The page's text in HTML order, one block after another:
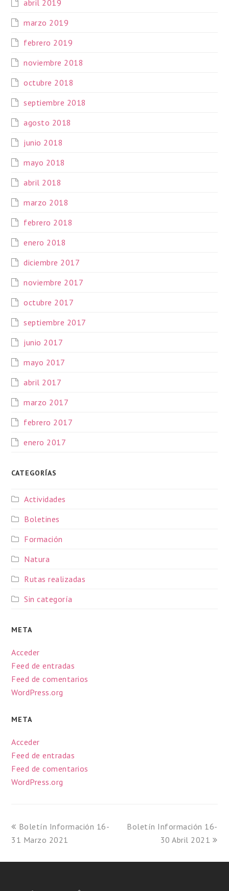
abril 2019
marzo 2019
febrero 2019
noviembre 2018
octubre 2018
septiembre 2018
agosto 2018
junio 2018
mayo 2018
abril 2018
marzo 2018
febrero 2018
enero 2018
diciembre 2017
noviembre 2017
octubre 2017
septiembre 2017
junio 2017
mayo 2017
abril 2017
marzo 2017
febrero 2017
enero 2017
CATEGORÍAS
Actividades
Boletines
Formación
Natura
Rutas realizadas
Sin categoría
META
Acceder
Feed de entradas
Feed de comentarios
WordPress.org
META
Acceder
Feed de entradas
Feed de comentarios
WordPress.org
Boletín Información 16-
31 Marzo 2021
Boletín Información 16-
30 Abril 2021